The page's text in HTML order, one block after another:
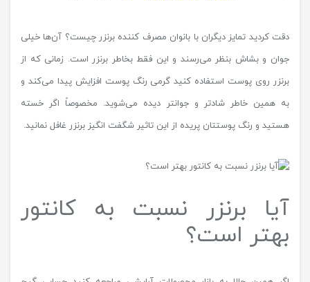
دقت کردید تمایز دیگران با بانوان مصرف کننده برنزر چیست؟ آن‌ها خیلی
جوان و بشاش بنظر می‌رسند و این فقط بخاطر برنزر است. زمانی که از
برنزر روی پوست استفاده کنید گرمی رنگ پوست افزایش پیدا می‌کند و
به همین خاطر شادتر و جوانتر دیده می‌شوید. مخصوصاً اگر خسته
هستید و رنگ پوستتان پریده از این تاثیر شگفت انگیز برنزر غافل نمانید.
آیا برنزر نسبت‌ به کانتور
بهتر است؟